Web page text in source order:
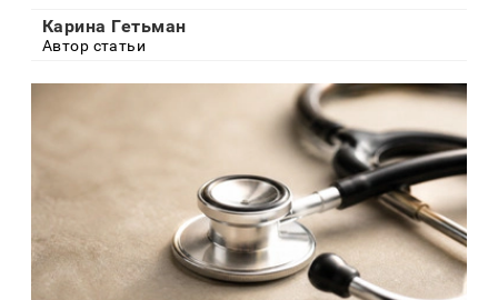
Карина Гетьман
Автор статьи